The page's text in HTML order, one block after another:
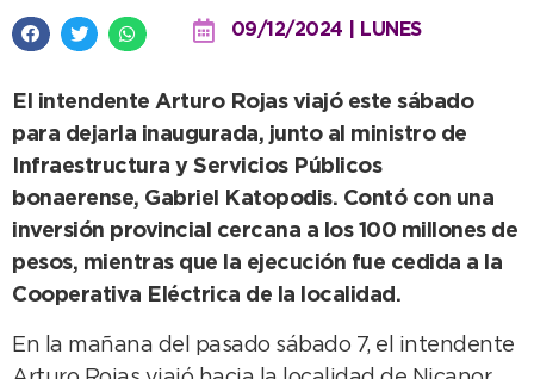
09/12/2024 | LUNES
El intendente Arturo Rojas viajó este sábado
para dejarla inaugurada, junto al ministro de
Infraestructura y Servicios Públicos
bonaerense, Gabriel Katopodis. Contó con una
inversión provincial cercana a los 100 millones de
pesos, mientras que la ejecución fue cedida a la
Cooperativa Eléctrica de la localidad.
En la mañana del pasado sábado 7, el intendente